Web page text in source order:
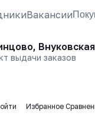
Вакансии
выдачи заказов
Избранное